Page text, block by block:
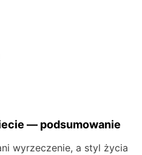
— podsumowanie
wyrzeczenie, a styl życia